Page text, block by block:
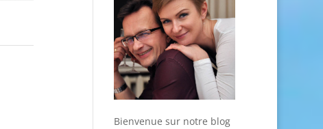
Bienvenue sur notre blog